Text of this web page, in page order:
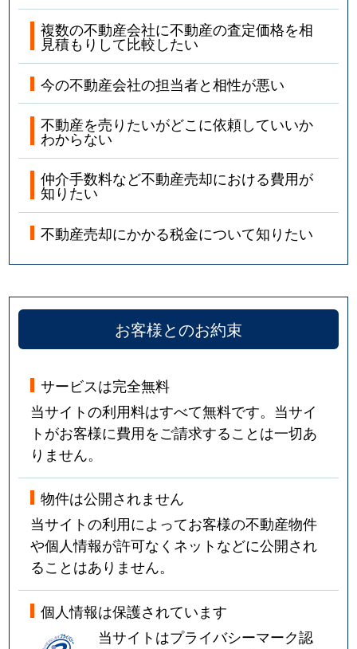
複数の不動産会社に不動産の査定価格を相
見積もりして比較したい
今の不動産会社の担当者と相性が悪い
不動産を売りたいがどこに依頼していいか
わからない
仲介手数料など不動産売却における費用が
知りたい
不動産売却にかかる税金について知りたい
お客様とのお約束
サービスは完全無料
当サイトの利用料はすべて無料です。当サイ
トがお客様に費用をご請求することは一切あ
りません。
物件は公開されません
当サイトの利用によってお客様の不動産物件
や個人情報が許可なくネットなどに公開され
ることはありません。
個人情報は保護されています
当サイトはプライバシーマーク認